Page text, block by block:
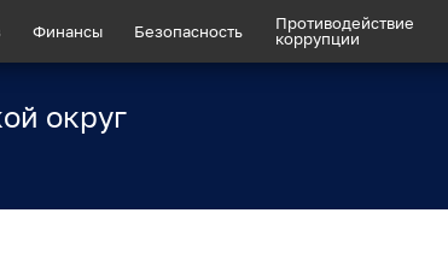
Финансы Безопасность
Противодействие
коррупции
округ